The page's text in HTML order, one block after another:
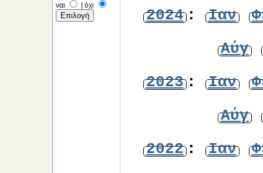
ναι
| όχι
2024: Ιαν
Αύγ
2023: Ιαν
Αύγ
2022: Ιαν